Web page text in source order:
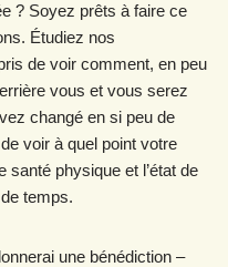
? Soyez prêts à faire ce
Étudiez nos
de voir comment, en peu
vous et vous serez
changé en si peu de
voir à quel point votre
physique et l’état de
temps.
une bénédiction –